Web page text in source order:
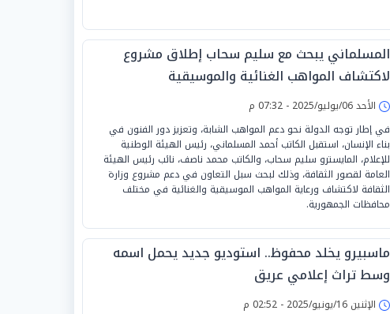
المسلماني يبحث مع سليم سحاب إطلاق مشروع
لاكتشاف المواهب الغنائية والموسيقية
الأحد 06/يوليو/2025 - 07:32 م
في إطار توجه الدولة نحو دعم المواهب الشابة، وتعزيز دور الفنون في
بناء الإنسان، استقبل الكاتب أحمد المسلماني، رئيس الهيئة الوطنية
للإعلام، المايسترو سليم سحاب، والكاتب محمد ناصف، نائب رئيس الهيئة
العامة لقصور الثقافة، وذلك لبحث سبل التعاون في دعم مشروع وزارة
الثقافة لاكتشاف ورعاية المواهب الموسيقية والغنائية في مختلف
محافظات الجمهورية.
ماسبيرو يخلد محفوظ.. استوديو جديد يحمل اسمه
وسط تراث إعلامي عريق
الإثنين 16/يونيو/2025 - 02:52 م